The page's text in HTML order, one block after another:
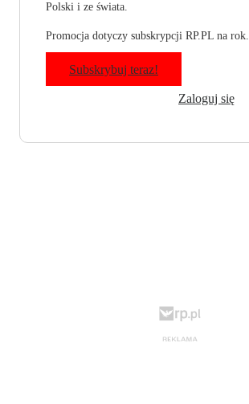
Polski i ze świata.
Promocja dotyczy subskrypcji RP.PL na rok.
Subskrybuj teraz!
Zaloguj się